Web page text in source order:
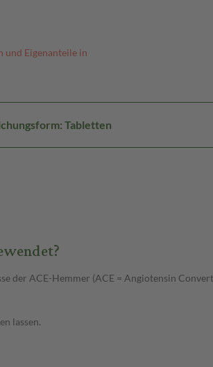
und Eigenanteile in
Tabletten
ACE-Hemmer (ACE = Angiotensin
lassen.